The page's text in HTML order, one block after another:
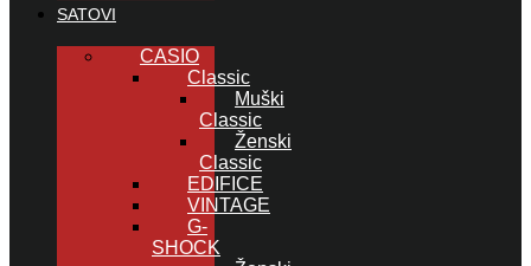
SATOVI
CASIO
Classic
Muški
Classic
Ženski
Classic
EDIFICE
VINTAGE
G-
SHOCK